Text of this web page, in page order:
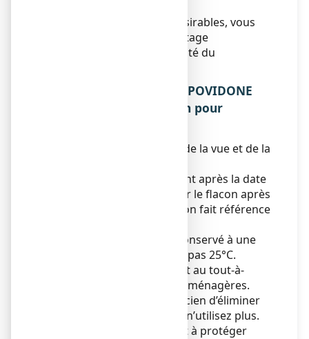
En signalant les effets indésirables, vous
contribuez à fournir davantage
d’informations sur la sécurité du
5. COMMENT CONSERVER POVIDONE
IODEE TEVA 10 %, solution pour
Tenir ce médicament hors de la vue et de la
N’utilisez pas ce médicament après la date
de péremption indiquée sur le flacon après
{EXP}. La date de péremption fait référence
Ce médicament doit être conservé à une
température ne dépassant pas 25°C.
Ne jetez aucun médicament au tout-à-
les ordures ménagères.
Demandez à votre pharmacien d’éliminer
les médicaments que vous n’utilisez plus.
Ces mesures contribueront à protéger